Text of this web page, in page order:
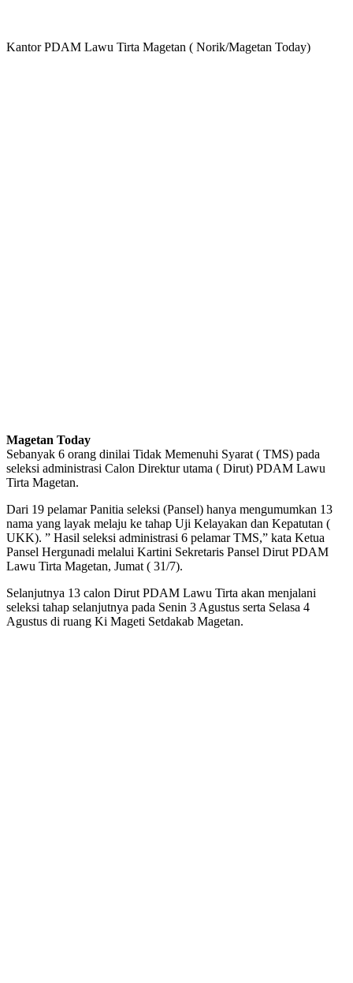
Kantor PDAM Lawu Tirta Magetan ( Norik/Magetan Today)
Magetan Today
Sebanyak 6 orang dinilai Tidak Memenuhi Syarat ( TMS) pada
seleksi administrasi Calon Direktur utama ( Dirut) PDAM Lawu
Tirta Magetan.
Dari 19 pelamar Panitia seleksi (Pansel) hanya mengumumkan 13
nama yang layak melaju ke tahap Uji Kelayakan dan Kepatutan (
UKK). ” Hasil seleksi administrasi 6 pelamar TMS,” kata Ketua
Pansel Hergunadi melalui Kartini Sekretaris Pansel Dirut PDAM
Lawu Tirta Magetan, Jumat ( 31/7).
Selanjutnya 13 calon Dirut PDAM Lawu Tirta akan menjalani
seleksi tahap selanjutnya pada Senin 3 Agustus serta Selasa 4
Agustus di ruang Ki Mageti Setdakab Magetan.